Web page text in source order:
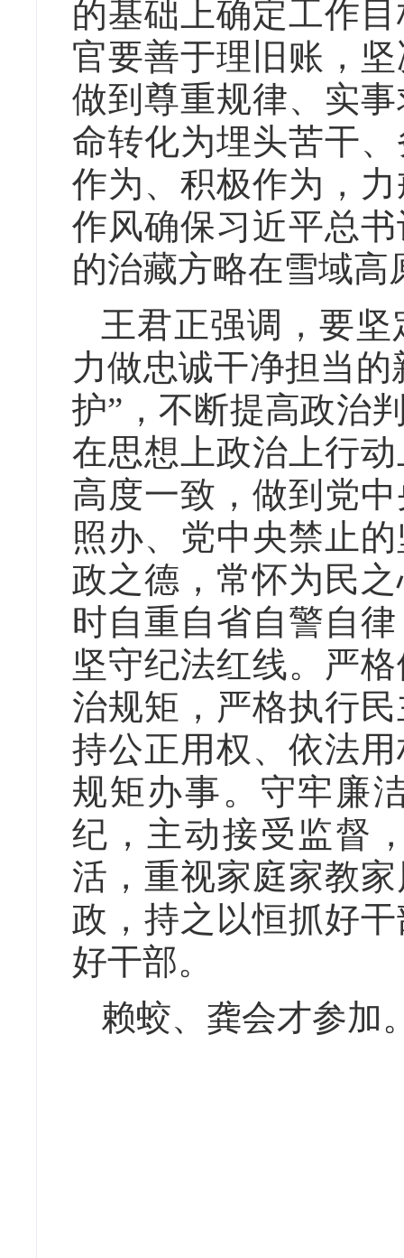
的基础上确定工作
官要善于理旧账，
做到尊重规律、实
命转化为埋头苦干
作为、积极作为，
作风确保习近平总
的治藏方略在雪域高
王君正强调，要
力做忠诚干净担当
护”，不断提高政治
在思想上政治上行
高度一致，做到党
照办、党中央禁止
政之德，常怀为民
时自重自省自警自
坚守纪法红线。严
治规矩，严格执行
持公正用权、依法
规矩办事。守牢廉
纪，主动接受监督
活，重视家庭家教
政，持之以恒抓好
好干部。
赖蛟、龚会才参加